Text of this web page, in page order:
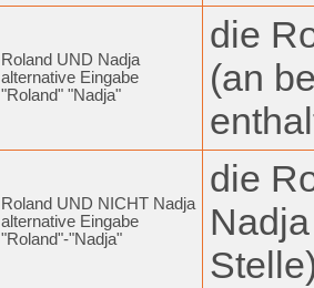
Roland UND Nadja
alternative Eingabe
"Roland" "Nadja"
die
(an
Roland UND NICHT Nadja
alternative Eingabe
"Roland"-"Nadja"
die